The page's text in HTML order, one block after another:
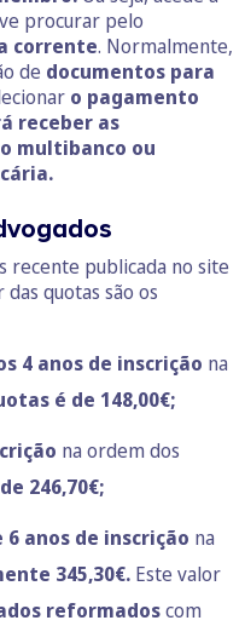
procurar pelo
corrente. Normalmente,
de documentos para
o pagamento
receber as
multibanco ou
recente publicada no site
quotas são os
4 anos de inscrição na
é de 148,00€;
na ordem dos
246,70€;
6 anos de inscrição na
345,30€. Este valor
reformadoscom